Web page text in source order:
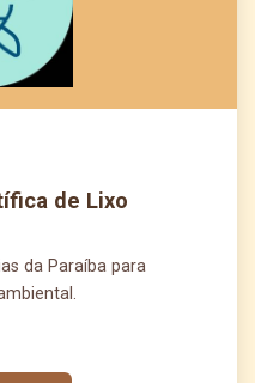
de Lixo
da Paraíba para